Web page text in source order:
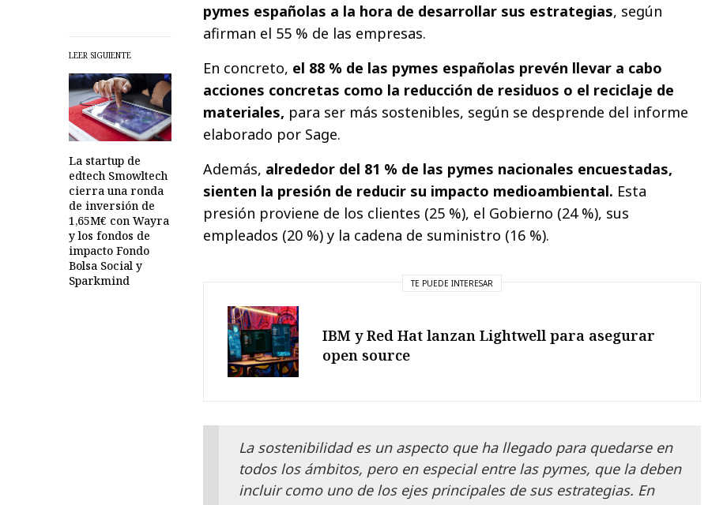
LEER SIGUIENTE
La startup de
edtech Smowltech
cierra una ronda
de inversión de
1,65M€ con Wayra
y los fondos de
impacto Fondo
Bolsa Social y
Sparkmind
pymes españolas a la hora de desarrollar sus estrategias, según
afirman el 55 % de las empresas.
En concreto, el 88 % de las pymes españolas prevén llevar a cabo
acciones concretas como la reducción de residuos o el reciclaje de
materiales, para ser más sostenibles, según se desprende del informe
elaborado por Sage.
Además, alrededor del 81 % de las pymes nacionales encuestadas,
sienten la presión de reducir su impacto medioambiental. Esta
presión proviene de los clientes (25 %), el Gobierno (24 %), sus
empleados (20 %) y la cadena de suministro (16 %).
TE PUEDE INTERESAR
IBM y Red Hat lanzan Lightwell para asegurar
open source
La sostenibilidad es un aspecto que ha llegado para quedarse en
todos los ámbitos, pero en especial entre las pymes, que la deben
incluir como uno de los ejes principales de sus estrategias. En